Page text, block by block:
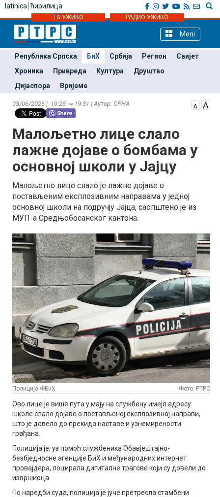
latinica ћирилица
ТВ УЖИВО РАДИО УЖИВО
Meni
Република Српска БиХ Србија Регион
Свијет
Хроника
Привреда Култура
Друштво
Дијаспора
Вријеме
03/06/2026 | 19:23 ⇒ 19:31 | Аутор: СРНА
Малољетно лице слало
лажне дојаве о бомбама у
основној школи у Јајцу
Малољетно лице слало је лажне дојаве о
постављеним експлозивним направама у једној
основној школи на подручју Јајца, саопштено је из
МУП-а Средњобосанског кантона.
Полиција ФБиХ Фото: РТРС
Ово лице је више пута у мају на службену имејл адресу
школе слало дојаве о постављеној експлозивној направи,
што је довело до прекида наставе и узнемирености
грађана.
Полиција је, уз помоћ службеника Обавјештајно-
безбједносне агенције БиХ и међународних интернет
провајдера, лоцирала дигиталне трагове који су довели до
извршиоца.
По наредби суда, полиција је јуче претресла стамбени